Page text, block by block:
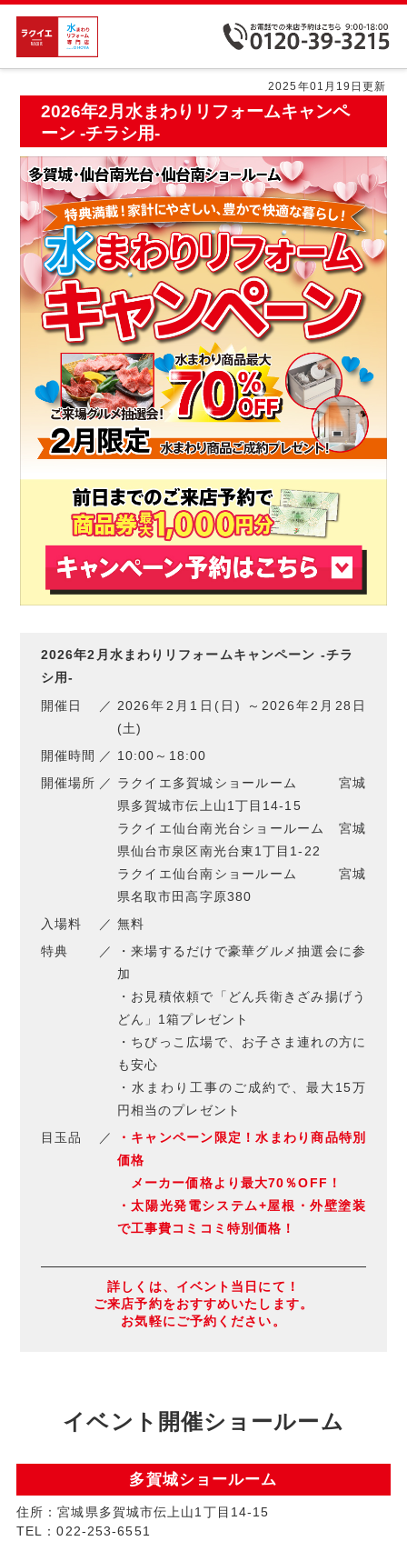
2025年01月19日更新
2026年2月水まわりリフォームキャンペ
ーン -チラシ用-
2026年2月水まわりリフォームキャンペーン -チラ
シ用-
開催日
2026年2月1日(日) ～2026年2月28日
(土)
開催時間
10:00～18:00
開催場所
ラクイエ多賀城ショールーム 宮城
県多賀城市伝上山1丁目14-15
ラクイエ仙台南光台ショールーム 宮城
県仙台市泉区南光台東1丁目1-22
ラクイエ仙台南ショールーム 宮城
県名取市田高字原380
入場料
無料
特典
・来場するだけで豪華グルメ抽選会に参
加
・お見積依頼で「どん兵衛きざみ揚げう
どん」1箱プレゼント
・ちびっこ広場で、お子さま連れの方に
も安心
・水まわり工事のご成約で、最大15万
円相当のプレゼント
目玉品
・キャンペーン限定！水まわり商品特別
価格
メーカー価格より最大70％OFF！
・太陽光発電システム+屋根・外壁塗装
で工事費コミコミ特別価格！
詳しくは、イベント当日にて！
ご来店予約をおすすめいたします。
お気軽にご予約ください。
イベント開催ショールーム
多賀城ショールーム
住所：宮城県多賀城市伝上山1丁目14-15
TEL：022-253-6551